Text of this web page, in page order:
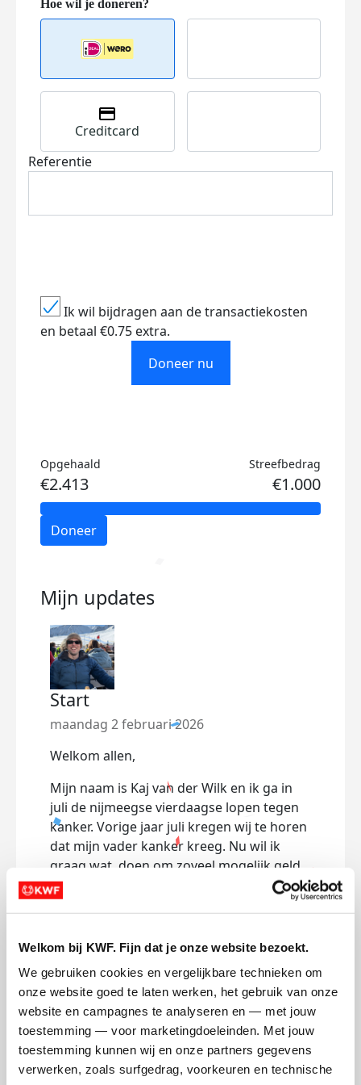
Welkom bij KWF. Fijn dat je onze website bezoekt.
We gebruiken cookies en vergelijkbare technieken om
onze website goed te laten werken, het gebruik van onze
website en campagnes te analyseren en — met jouw
toestemming — voor marketingdoeleinden. Met jouw
toestemming kunnen wij en onze partners gegevens
verwerken, zoals surfgedrag, voorkeuren en technische
Creditcard
Referentie
Ik wil bijdragen aan de transactiekosten
en betaal €0.75 extra.
Doneer nu
Opgehaald
€2.413
Streefbedrag
€1.000
Doneer
Mijn updates
Start
maandag 2 februari 2026
Welkom allen,
Mijn naam is Kaj van der Wilk en ik ga in
juli de nijmeegse vierdaagse lopen tegen
kanker. Vorige jaar juli kregen wij te horen
dat mijn vader kanker kreeg. Nu wil ik
graag wat doen om zoveel mogelijk geld
in te verzamelen. Ik ga jullie meenemen in
mijn trainingen en lopen tijdens de
Mijn activiteiten volgen